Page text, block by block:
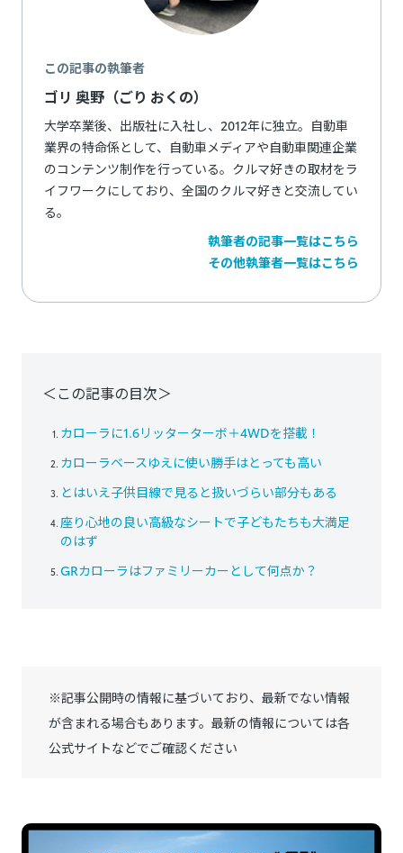
この記事の執筆者
ゴリ 奥野（ごり おくの）
大学卒業後、出版社に入社し、2012年に独立。自動車
業界の特命係として、自動車メディアや自動車関連企業
のコンテンツ制作を行っている。クルマ好きの取材をラ
イフワークにしており、全国のクルマ好きと交流してい
る。
執筆者の記事一覧はこちら
その他執筆者一覧はこちら
＜この記事の目次＞
カローラに1.6リッターターボ＋4WDを搭載！
カローラベースゆえに使い勝手はとっても高い
とはいえ子供目線で見ると扱いづらい部分もある
座り心地の良い高級なシートで子どもたちも大満足
のはず
GRカローラはファミリーカーとして何点か？
※記事公開時の情報に基づいており、最新でない情報
が含まれる場合もあります。最新の情報については各
公式サイトなどでご確認ください